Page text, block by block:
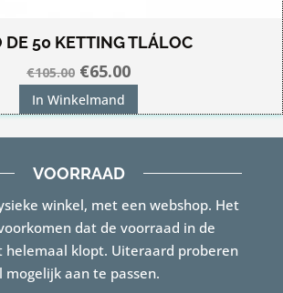
DE 50 KETTING TLÁLOC
€105.00 Oorspronkelijke
prijs
was:
€105.00.
€65.00Huidige
is:
€65.00.
In Winkelmand
VOORRAAD
winkel, met een webshop. Het
dat de voorraad in de
helemaal klopt. Uiteraard proberen
mogelijk aan te passen.